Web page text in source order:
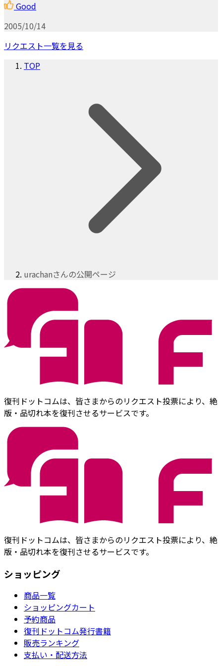
Good
2005/10/14
リクエスト一覧を見る
TOP
urachanさんの公開ページ
復刊ドットコムは、皆さまからのリクエスト投票により、絶
版・品切れ本を復刊させるサービスです。
復刊ドットコムは、皆さまからのリクエスト投票により、絶
版・品切れ本を復刊させるサービスです。
ショッピング
商品一覧
ショッピングカート
予約商品
復刊ドットコム発行書籍
販売ランキング
支払い・配送方法